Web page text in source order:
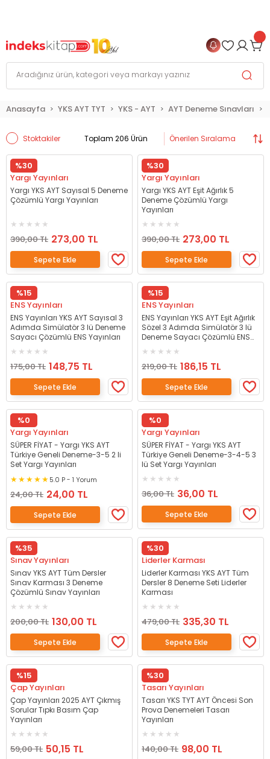
Anasayfa YKS AYT TYT YKS - AYT AYT Deneme Sınavları
Stoktakiler Toplam 206 Ürün
%30
Yargı Yayınları
Yargı YKS AYT Sayısal 5 Deneme
Çözümlü Yargı Yayınları
390,00 TL 273,00 TL
Sepete Ekle
%30
Yargı Yayınları
Yargı YKS AYT Eşit Ağırlık 5
Deneme Çözümlü Yargı
Yayınları
390,00 TL 273,00 TL
Sepete Ekle
%15
ENS Yayınları
ENS Yayınları YKS AYT Sayısal 3
Adımda Simülatör 3 lü Deneme
Sayacı Çözümlü ENS Yayınları
175,00 TL 148,75 TL
Sepete Ekle
%15
ENS Yayınları
ENS Yayınları YKS AYT Eşit Ağırlık
Sözel 3 Adımda Simülatör 3 lü
Deneme Sayacı Çözümlü ENS
219,00 TL 186,15 TL
Sepete Ekle
%0
Yargı Yayınları
SÜPER FİYAT - Yargı YKS AYT
Türkiye Geneli Deneme-3-5 2 li
Set Yargı Yayınları
5.0 P - 1 Yorum
24,00 TL 24,00 TL
Sepete Ekle
%0
Yargı Yayınları
SÜPER FİYAT - Yargı YKS AYT
Türkiye Geneli Deneme-3-4-5 3
lü Set Yargı Yayınları
36,00 TL 36,00 TL
Sepete Ekle
%35
Sınav Yayınları
Sınav YKS AYT Tüm Dersler
Sınav Karması 3 Deneme
Çözümlü Sınav Yayınları
200,00 TL 130,00 TL
Sepete Ekle
%30
Liderler Karması
Liderler Karması YKS AYT Tüm
Dersler 8 Deneme Seti Liderler
Karması
479,00 TL 335,30 TL
Sepete Ekle
%15
Çap Yayınları
Çap Yayınları 2025 AYT Çıkmış
Sorular Tıpkı Basım Çap
Yayınları
59,00 TL 50,15 TL
%30
Tasarı Yayınları
Tasarı YKS TYT AYT Öncesi Son
Prova Denemeleri Tasarı
Yayınları
140,00 TL 98,00 TL